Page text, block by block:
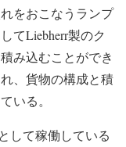
をおこなうランプ
てLiebherr製のク
み込むことができ
、貨物の構成と積
いる。
して稼働している